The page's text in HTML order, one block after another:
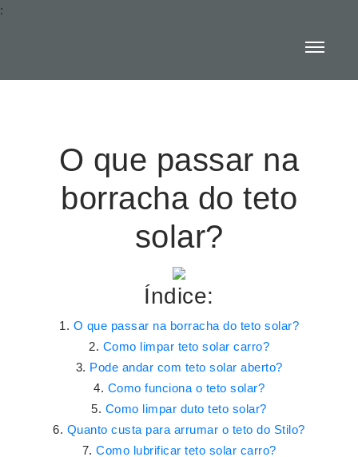
:
O que passar na
borracha do teto
solar?
Índice:
O que passar na borracha do teto solar?
Como limpar teto solar carro?
Pode andar com teto solar aberto?
Como funciona o teto solar?
Como limpar duto teto solar?
Quanto custa para arrumar o teto do Stilo?
Como lubrificar teto solar carro?